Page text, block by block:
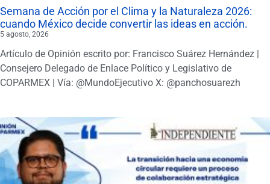
Semana de Acción por el Clima y la Naturaleza 2026:
cuando México decide convertir las ideas en acción.
5 agosto, 2026
Artículo de Opinión escrito por: Francisco Suárez Hernández |
Consejero Delegado de Enlace Político y Legislativo de
COPARMEX | Vía: @MundoEjecutivo X: @panchosuarezh